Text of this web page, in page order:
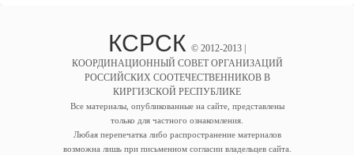
КСРСК © 2012-2013 |
КООРДИНАЦИОННЫЙ СОВЕТ ОРГАНИЗАЦИЙ
РОССИЙСКИХ СООТЕЧЕСТВЕННИКОВ В
КИРГИЗСКОЙ РЕСПУБЛИКЕ
Все материалы, опубликованные на сайте, представлены
только для частного ознакомления.
Любая перепечатка либо распространение материалов
возможна лишь при письменном согласии владельцев сайта.